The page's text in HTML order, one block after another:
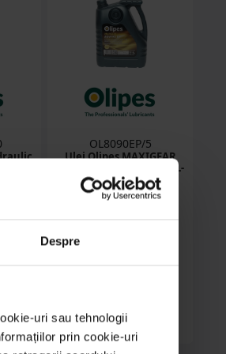
Despre
uri sau tehnologii
prin cookie-uri
OL8090EP/5
Ulei Olipes MAXIGEAR
80W90 EP cutie viteze GL-
4 5L
Detalii